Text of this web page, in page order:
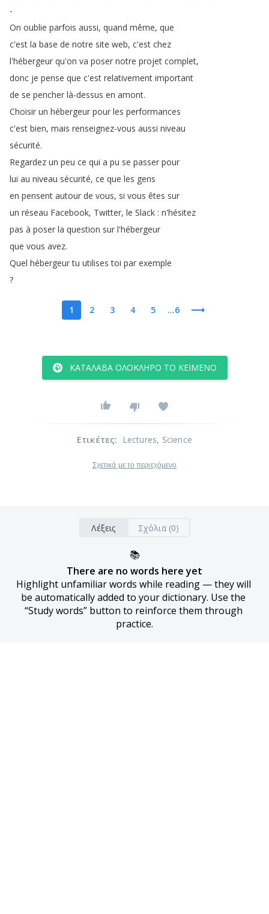
-
On oublie parfois aussi, quand même, que
c'est la base de notre site web, c'est chez
l'hébergeur qu'on va poser notre projet complet,
donc je pense que c'est relativement important
de se pencher là-dessus en amont.
Choisir un hébergeur pour les performances
c'est bien, mais renseignez-vous aussi niveau
sécurité.
Regardez un peu ce qui a pu se passer pour
lui au niveau sécurité, ce que les gens
en pensent autour de vous, si vous êtes sur
un réseau Facebook, Twitter, le Slack : n'hésitez
pas à poser la question sur l'hébergeur
que vous avez.
Quel hébergeur tu utilises toi par exemple
?
1 2 3 4 5 ...6
ΚΑΤΆΛΑΒΑ ΟΛΌΚΛΗΡΟ ΤΟ ΚΕΊΜΕΝΟ
Ετικέτες: Lectures, Science
Σχετικά με το περιεχόμενο
Λέξεις Σχόλια (0)
📚
There are no words here yet
Highlight unfamiliar words while reading — they will
be automatically added to your dictionary. Use the
“Study words” button to reinforce them through
practice.